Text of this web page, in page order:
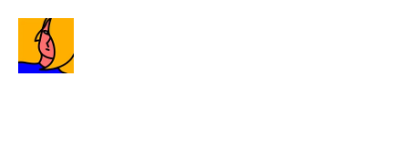
정다운